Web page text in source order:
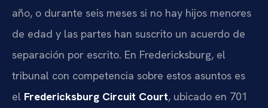
año, o durante seis meses si no hay hijos menores
de edad y las partes han suscrito un acuerdo de
separación por escrito. En Fredericksburg, el
tribunal con competencia sobre estos asuntos es
el Fredericksburg Circuit Court, ubicado en 701